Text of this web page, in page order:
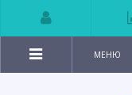
МЕНЮ